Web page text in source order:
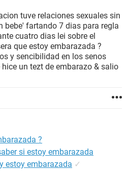
tuve relaciones sexuales sin
bebe' fartando 7 dias para regla
cuatro dias lei sobre el
que estoy embarazada ?
y sencibilidad en los senos
un tezt de embarazo & salio
?
si estoy embarazada
estoy embarazada ✓